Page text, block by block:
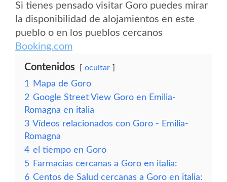
Si tienes pensado visitar Goro puedes mirar
la disponibilidad de alojamientos en este
pueblo o en los pueblos cercanos
Booking.com
Contenidos ocultar
1
Mapa de Goro
2 Google Street View Goro en Emilia-
Romagna en italia
3 Vídeos relacionados con Goro - Emilia-
Romagna
4 el tiempo en Goro
5 Farmacias cercanas a Goro en italia:
6 Centos de Salud cercanas a Goro en italia: